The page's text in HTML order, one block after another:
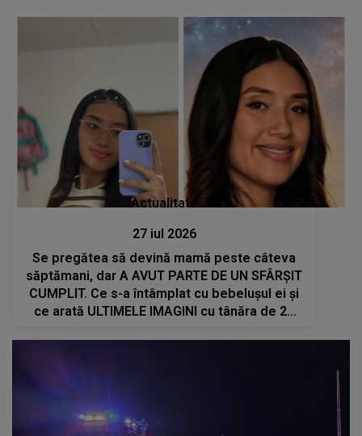
Actualitate
27 iul 2026
Se pregătea să devină mamă peste câteva
săptămani, dar A AVUT PARTE DE UN SFÂRȘIT
CUMPLIT. Ce s-a întâmplat cu bebelușul ei și
ce arată ULTIMELE IMAGINI cu tânăra de 21